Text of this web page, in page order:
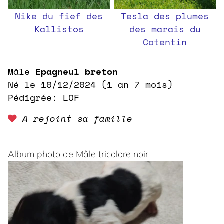
Nike du fief des
Kallistos
Tesla des plumes
des marais du
Cotentin
Mâle Epagneul breton
Né le 10/12/2024 (1 an 7 mois)
Pédigrée: LOF
A rejoint sa famille
Album photo de Mâle tricolore noir